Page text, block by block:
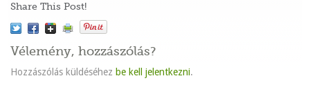
Share This Post!
Vélemény, hozzászólás?
Hozzászólás küldéséhez be kell jelentkezni.